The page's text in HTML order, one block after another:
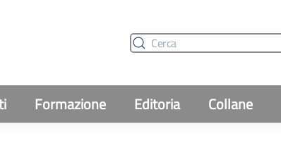
Formazione Editoria Collane